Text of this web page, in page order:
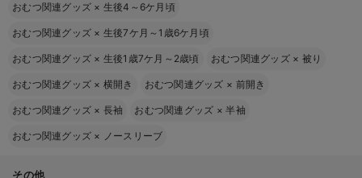
おむつ関連グッズ × 生後4～6ケ月頃
おむつ関連グッズ × 生後7ケ月～1歳6ケ月頃
おむつ関連グッズ × 生後1歳7ケ月～2歳頃 おむつ関連グッズ × 被り
おむつ関連グッズ × 横開き おむつ関連グッズ × 前開き
おむつ関連グッズ × 長袖 おむつ関連グッズ ×半袖
おむつ関連グッズ × ノースリーブ
その他